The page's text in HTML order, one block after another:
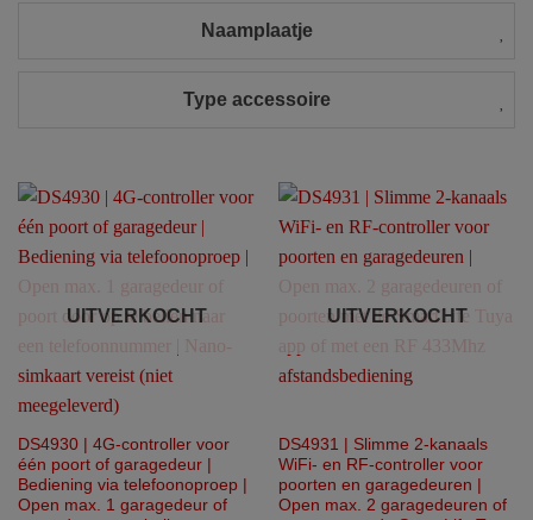
Naamplaatje
Type accessoire
UITVERKOCHT
DS4930 | 4G-controller voor
één poort of garagedeur |
Bediening via telefoonoproep |
Open max. 1 garagedeur of
UITVERKOCHT
DS4931 | Slimme 2-kanaals
WiFi- en RF-controller voor
poorten en garagedeuren |
Open max. 2 garagedeuren of